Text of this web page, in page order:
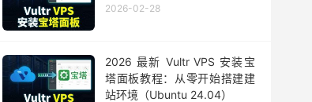
2026-02-28
2026 最新 Vultr VPS 安装宝
塔面板教程：从零开始搭建建
站环境（Ubuntu 24.04）